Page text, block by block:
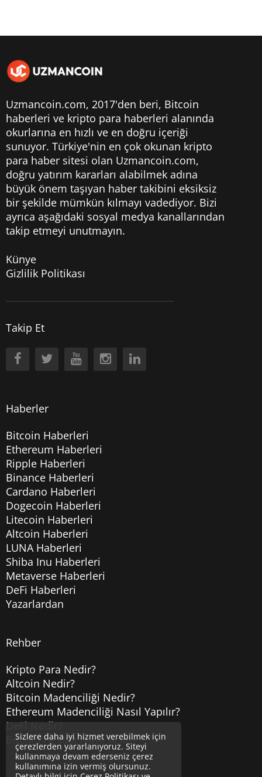
Uzmancoin.com, 2017'den beri, Bitcoin
haberleri ve kripto para haberleri alanında
okurlarına en hızlı ve en doğru içeriği
sunuyor. Türkiye'nin en çok okunan kripto
para haber sitesi olan Uzmancoin.com,
doğru yatırım kararları alabilmek adına
büyük önem taşıyan haber takibini eksiksiz
bir şekilde mümkün kılmayı vadediyor. Bizi
ayrıca aşağıdaki sosyal medya kanallarından
takip etmeyi unutmayın.
Künye
Gizlilik Politikası
Takip Et
Haberler
Bitcoin Haberleri
Ethereum Haberleri
Ripple Haberleri
Binance Haberleri
Cardano Haberleri
Dogecoin Haberleri
Litecoin Haberleri
Altcoin Haberleri
LUNA Haberleri
Shiba Inu Haberleri
Metaverse Haberleri
DeFi Haberleri
Yazarlardan
Rehber
Kripto Para Nedir?
Altcoin Nedir?
Bitcoin Madenciliği Nedir?
Ethereum Madenciliği Nasıl Yapılır?
DeFi Nedir?
Bitcoin Hesabı Nasıl Açılır?
Sizlere daha iyi hizmet verebilmek için
çerezlerden yararlanıyoruz. Siteyi
kullanmaya devam ederseniz çerez
kullanımına izin vermiş olursunuz.